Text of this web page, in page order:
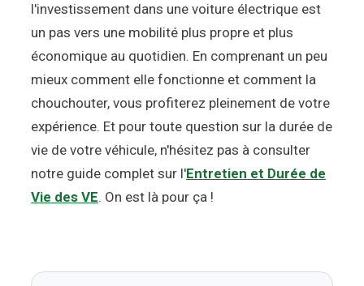
l'investissement dans une voiture électrique est
un pas vers une mobilité plus propre et plus
économique au quotidien. En comprenant un peu
mieux comment elle fonctionne et comment la
chouchouter, vous profiterez pleinement de votre
expérience. Et pour toute question sur la durée de
vie de votre véhicule, n'hésitez pas à consulter
notre guide complet sur l'Entretien et Durée de
Vie des VE. On est là pour ça !